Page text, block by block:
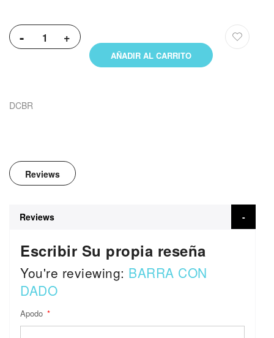
- +
AÑADIR AL CARRITO
DCBR
Reviews
Reviews
Escribir Su propia reseña
You're reviewing: BARRA CON
DADO
Apodo